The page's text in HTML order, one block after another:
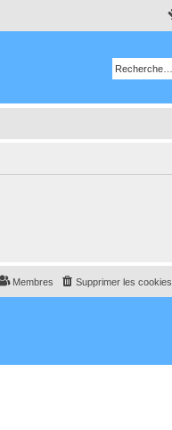
Supprimer les cookies
Membres